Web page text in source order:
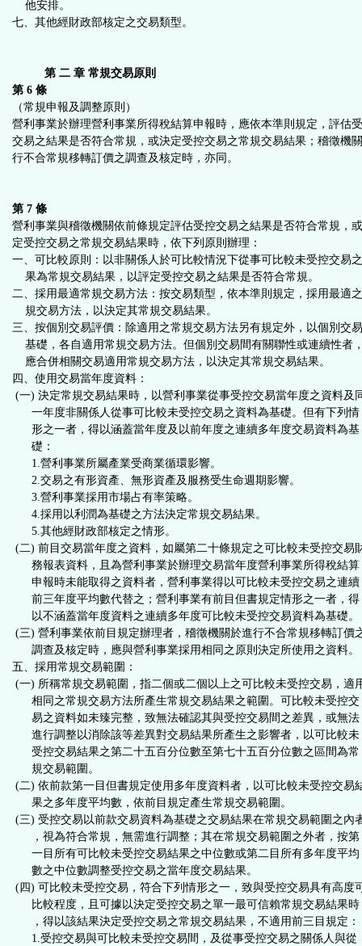
他安排。
七、其他經財政部核定之交易類型。
第 二 章 常規交易原則
第 6 條
（常規申報及調整原則）
營利事業於辦理營利事業所得稅結算申報時，應依本準則規定，評估
交易之結果是否符合常規，或決定受控交易之常規交易結果；稽徵機
行不合常規移轉訂價之調查及核定時，亦同。
第 7 條
營利事業與稽徵機關依前條規定評估受控交易之結果是否符合常規，
定受控交易之常規交易結果時，依下列原則辦理：
一、可比較原則：以非關係人於可比較情況下從事可比較未受控交易
果為常規交易結果，以評定受控交易之結果是否符合常規。
二、採用最適常規交易方法：按交易類型，依本準則規定，採用最適
規交易方法，以決定其常規交易結果。
三、按個別交易評價：除適用之常規交易方法另有規定外，以個別交
基礎，各自適用常規交易方法。但個別交易間有關聯性或連續性者
應合併相關交易適用常規交易方法，以決定其常規交易結果。
四、使用交易當年度資料：
(一) 決定常規交易結果時，以營利事業從事受控交易當年度之資料及
一年度非關係人從事可比較未受控交易之資料為基礎。但有下列情
形之一者，得以涵蓋當年度及以前年度之連續多年度交易資料為基
礎：
1.營利事業所屬產業受商業循環影響。
2.交易之有形資產、無形資產及服務受生命週期影響。
3.營利事業採用市場占有率策略。
4.採用以利潤為基礎之方法決定常規交易結果。
5.其他經財政部核定之情形。
(二) 前目交易當年度之資料，如屬第二十條規定之可比較未受控交易
務報表資料，且為營利事業於辦理交易當年度營利事業所得稅結算
申報時未能取得之資料者，營利事業得以可比較未受控交易之連續
前三年度平均數代替之；營利事業有前目但書規定情形之一者，得
以不涵蓋當年度資料之連續多年度可比較未受控交易資料為基礎。
(三) 營利事業依前目規定辦理者，稽徵機關於進行不合常規移轉訂價
調查及核定時，應與營利事業採用相同之原則決定所使用之資料。
五、採用常規交易範圍：
(一) 所稱常規交易範圍，指二個或二個以上之可比較未受控交易，適
相同之常規交易方法所產生常規交易結果之範圍。可比較未受控交
易之資料如未臻完整，致無法確認其與受控交易間之差異，或無法
進行調整以消除該等差異對交易結果所產生之影響者，以可比較未
受控交易結果之第二十五百分位數至第七十五百分位數之區間為常
規交易範圍。
(二) 依前款第一目但書規定使用多年度資料者，以可比較未受控交易
果之多年度平均數，依前目規定產生常規交易範圍。
(三) 受控交易以前款交易資料為基礎之交易結果在常規交易範圍之內
，視為符合常規，無需進行調整；其在常規交易範圍之外者，按第
一目所有可比較未受控交易結果之中位數或第二目所有多年度平均
數之中位數調整受控交易之當年度交易結果。
(四) 可比較未受控交易，符合下列情形之一，致與受控交易具有高度
比較程度，且可據以決定受控交易之單一最可信賴常規交易結果時
，得以該結果決定受控交易之常規交易結果，不適用前三目規定：
1.受控交易與可比較未受控交易間，及從事受控交易之關係人與從